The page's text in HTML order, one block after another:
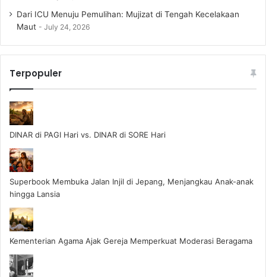
Dari ICU Menuju Pemulihan: Mujizat di Tengah Kecelakaan
Maut
July 24, 2026
Terpopuler
DINAR di PAGI Hari vs. DINAR di SORE Hari
Superbook Membuka Jalan Injil di Jepang, Menjangkau Anak-anak
hingga Lansia
Kementerian Agama Ajak Gereja Memperkuat Moderasi Beragama